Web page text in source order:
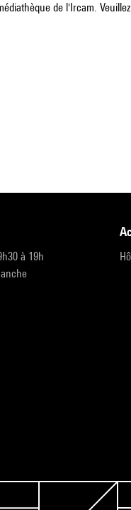
de l'Ircam.
à 19h